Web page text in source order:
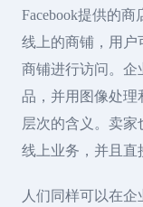
Facebook提供的
线上的商铺，用户
商铺进行访问。企
品，并用图像处理
层次的含义。卖
线上业务，并且直
人们同样可以在企